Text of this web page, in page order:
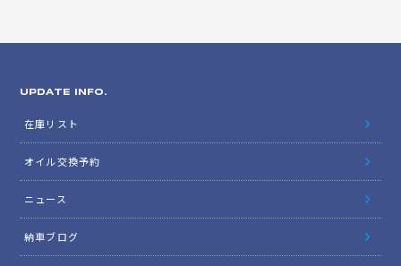
UPDATE INFO.
在庫リスト
オイル交換予約
ニュース
納車ブログ